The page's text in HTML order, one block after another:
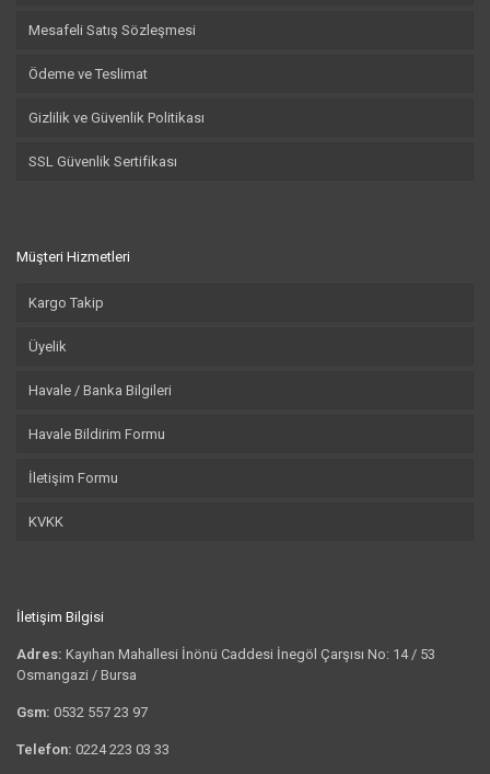
Mesafeli Satış Sözleşmesi
Ödeme ve Teslimat
Gizlilik ve Güvenlik Politikası
SSL Güvenlik Sertifikası
Müşteri Hizmetleri
Kargo Takip
Üyelik
Havale / Banka Bilgileri
Havale Bildirim Formu
İletişim Formu
KVKK
İletişim Bilgisi
Adres: Kayıhan Mahallesi İnönü Caddesi İnegöl Çarşısı No: 14 / 53
Osmangazi / Bursa
Gsm: 0532 557 23 97
Telefon: 0224 223 03 33